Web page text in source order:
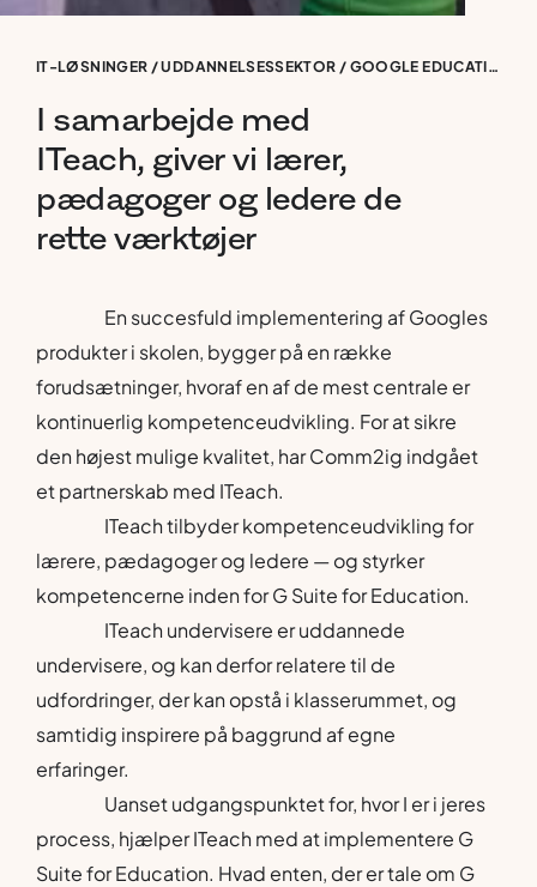
IT-LØSNINGER /UDDANNELSESSEKTOR / GOOGLE EDUCATION
I samarbejde med
ITeach, giver vi lærer,
pædagoger og ledere de
rette værktøjer
En succesfuld implementering af Googles
produkter i skolen, bygger på en række
forudsætninger, hvoraf en af de mest centrale er
kontinuerlig kompetenceudvikling. For at sikre
den højest mulige kvalitet, har Comm2ig indgået
et partnerskab med ITeach.
ITeach tilbyder kompetenceudvikling for
lærere, pædagoger og ledere — og styrker
kompetencerne inden for G Suite for Education.
ITeach undervisere er uddannede
undervisere, og kan derfor relatere til de
udfordringer, der kan opstå i klasserummet, og
samtidig inspirere på baggrund af egne
erfaringer.
Uanset udgangspunktet for, hvor I er i jeres
process, hjælper ITeach med at implementere G
Suite for Education. Hvad enten, der er tale om G